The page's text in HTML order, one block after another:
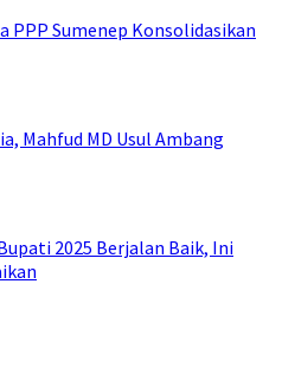
PPP Sumenep Konsolidasikan
Mahfud MD Usul Ambang
2025 Berjalan Baik, Ini